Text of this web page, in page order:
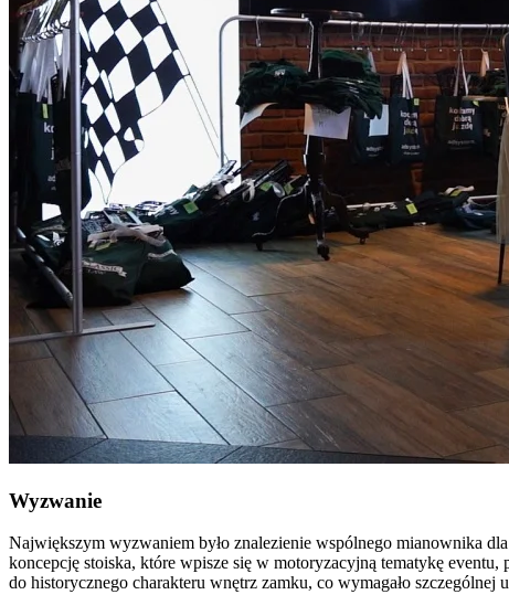
Wyzwanie
Największym wyzwaniem było znalezienie wspólnego mianownika
koncepcję stoiska, które wpisze się w motoryzacyjną tematykę
do historycznego charakteru wnętrz zamku, co wymagało